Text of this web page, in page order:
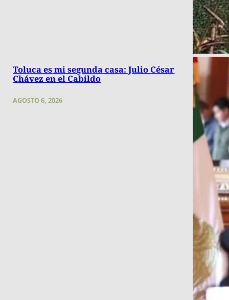
Toluca es mi segunda casa: Julio César
Chávez en el Cabildo
AGOSTO 6, 2026